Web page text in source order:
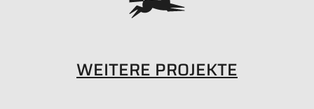
WEITERE PROJEKTE